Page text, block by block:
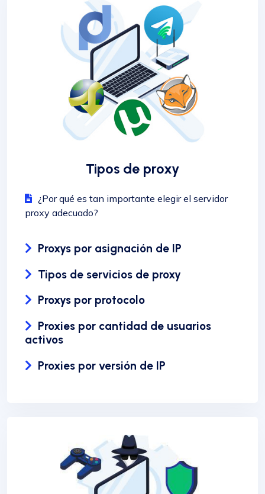
Tipos de proxy
¿Por qué es tan importante elegir el servidor
proxy adecuado?
Proxys por asignación de IP
Tipos de servicios de proxy
Proxys por protocolo
Proxies por cantidad de usuarios
activos
Proxies por versión de IP